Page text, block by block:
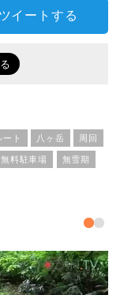
ツイートする
ト 八ヶ岳 周回
無料駐車場 無雪期